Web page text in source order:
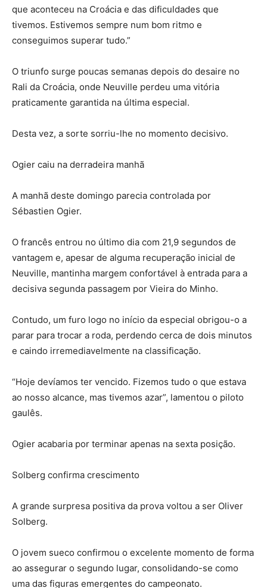
que aconteceu na Croácia e das dificuldades que
tivemos. Estivemos sempre num bom ritmo e
conseguimos superar tudo.”
O triunfo surge poucas semanas depois do desaire no
Rali da Croácia, onde Neuville perdeu uma vitória
praticamente garantida na última especial.
Desta vez, a sorte sorriu-lhe no momento decisivo.
Ogier caiu na derradeira manhã
A manhã deste domingo parecia controlada por
Sébastien Ogier.
O francês entrou no último dia com 21,9 segundos de
vantagem e, apesar de alguma recuperação inicial de
Neuville, mantinha margem confortável à entrada para a
decisiva segunda passagem por Vieira do Minho.
Contudo, um furo logo no início da especial obrigou-o a
parar para trocar a roda, perdendo cerca de dois minutos
e caindo irremediavelmente na classificação.
“Hoje devíamos ter vencido. Fizemos tudo o que estava
ao nosso alcance, mas tivemos azar”, lamentou o piloto
gaulês.
Ogier acabaria por terminar apenas na sexta posição.
Solberg confirma crescimento
A grande surpresa positiva da prova voltou a ser Oliver
Solberg.
O jovem sueco confirmou o excelente momento de forma
ao assegurar o segundo lugar, consolidando-se como
uma das figuras emergentes do campeonato.